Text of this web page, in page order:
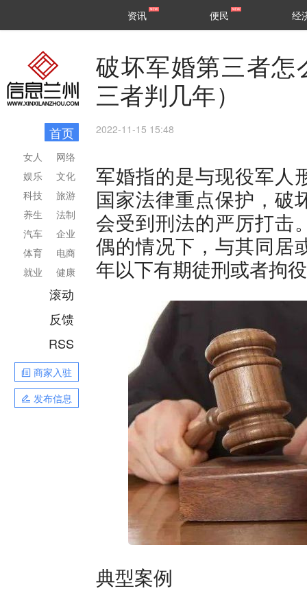
区县
资讯 便民 经
首页
网络
文化
旅游
法制
企业
电商
健康
女人
娱乐
科技
养生
汽车
体育
就业
滚动
反馈
RSS
商家入驻
发布信息
破坏军婚第三者
三者判几年）
2022-11-15 15:48
军婚指的是与现役军人
国家法律重点保护，破
会受到刑法的严厉打击
偶的情况下，与其同居
年以下有期徒刑或者拘
典型案例